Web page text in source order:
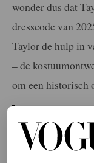
wonder dus dat
dresscode van
Taylor de hulp in
– de
om een historisch
Elke week
Schrijf je